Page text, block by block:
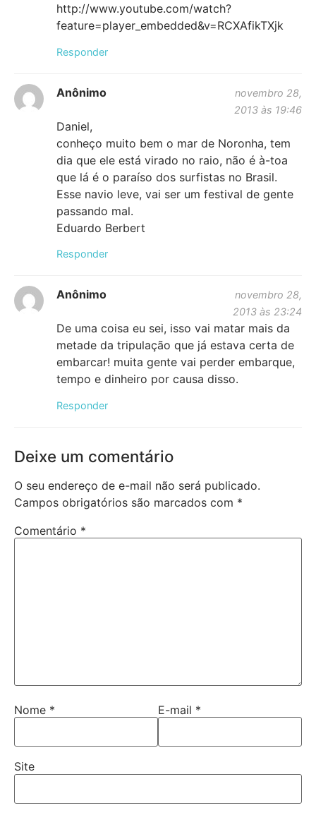
http://www.youtube.com/watch?
feature=player_embedded&v=RCXAfikTXjk
Responder
Anônimo
novembro 28,
2013 às 19:46
Daniel,
conheço muito bem o mar de Noronha, tem
dia que ele está virado no raio, não é à-toa
que lá é o paraíso dos surfistas no Brasil.
Esse navio leve, vai ser um festival de gente
passando mal.
Eduardo Berbert
Responder
Anônimo
novembro 28,
2013 às 23:24
De uma coisa eu sei, isso vai matar mais da
metade da tripulação que já estava certa de
embarcar! muita gente vai perder embarque,
tempo e dinheiro por causa disso.
Responder
Deixe um comentário
O seu endereço de e-mail não será publicado.
Campos obrigatórios são marcados com *
Comentário *
Nome * E-mail *
Site